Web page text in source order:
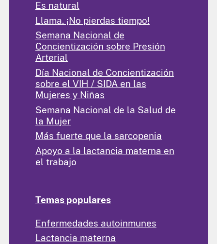
Es natural
Llama. ¡No pierdas tiempo!
Semana Nacional de
Concientización sobre Presión
Arterial
Día Nacional de Concientización
sobre el VIH / SIDA en las
Mujeres y Niñas
Semana Nacional de la Salud de
la Mujer
Más fuerte que la sarcopenia
Apoyo a la lactancia materna en
el trabajo
Temas populares
Enfermedades autoinmunes
Lactancia materna